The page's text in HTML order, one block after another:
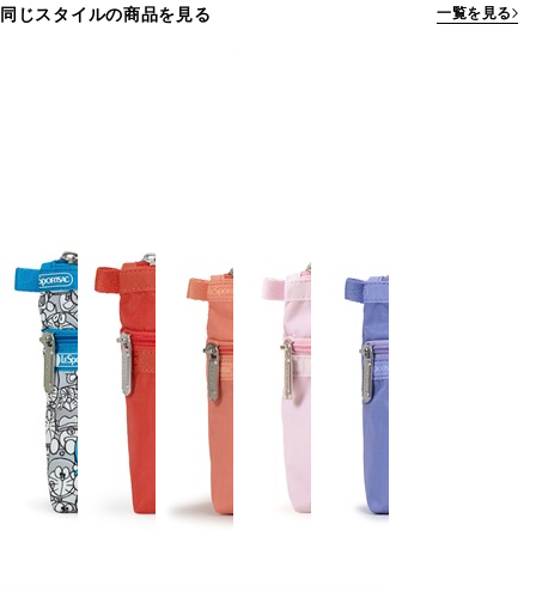
同じスタイルの商品を見る 一覧を見る